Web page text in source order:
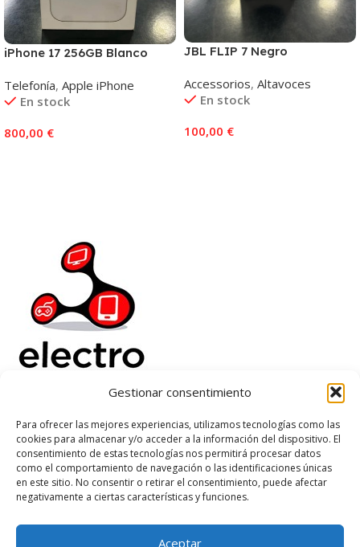
Gestionar consentimiento
Para ofrecer las mejores experiencias, utilizamos tecnologías como las
cookies para almacenar y/o acceder a la información del dispositivo. El
consentimiento de estas tecnologías nos permitirá procesar datos
como el comportamiento de navegación o las identificaciones únicas
en este sitio. No consentir o retirar el consentimiento, puede afectar
negativamente a ciertas características y funciones.
Aceptar
iPhone 17 256GB Blanco
Telefonía, Apple iPhone
En stock
800,00 €
JBL FLIP 7 Negro
Accessorios, Altavoces
En stock
100,00 €
Electrorenover
Ayuda
Legal
Suscribete